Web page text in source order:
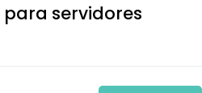
servidores